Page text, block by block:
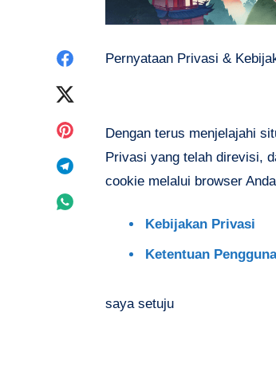
Share
Twitter
Share
Share
Pernyataan Privasi &
Dengan terus menjelajahi
Privasi yang telah direvisi,
cookie melalui browser
Kebijakan Privasi
Ketentuan
saya setuju